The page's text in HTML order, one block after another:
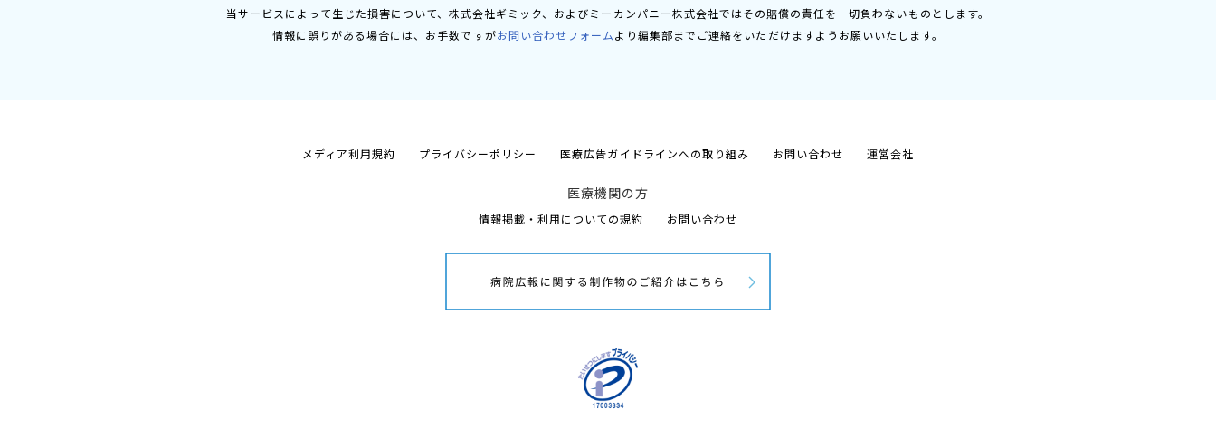
当サービスによって生じた損害について、株式会社ギミック、およびミーカンパニー株式会社ではその賠償の責任を一切負わないものとします。
情報に誤りがある場合には、お手数ですがお問い合わせフォームより編集部までご連絡をいただけますようお願いいたします。
メディア利用規約 プライバシーポリシー 医療広告ガイドラインへの取り組み お問い合わせ 運営会社
医療機関の方
情報掲載・利用についての規約 お問い合わせ